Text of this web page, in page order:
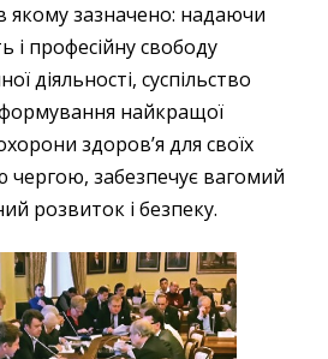
якому зазначено: надаючи
і професійну свободу
діяльності, суспільство
найкращої
здоров’я для своїх
забезпечує вагомий
розвиток і безпеку.